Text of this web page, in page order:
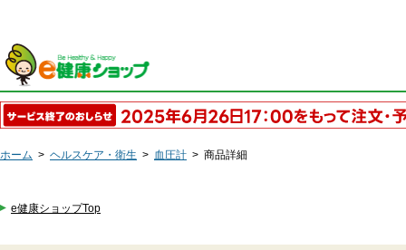
ホーム > ヘルスケア・衛生 > 血圧計 > 商品詳細
e健康ショップTop